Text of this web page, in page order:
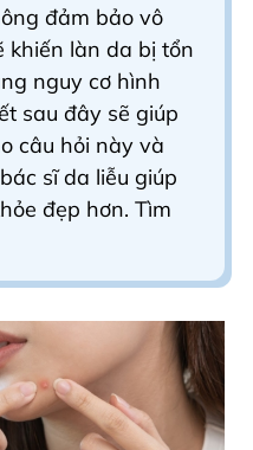
đảm bảo vô
khiến làn da bị tổn
nguy cơ hình
sau đây sẽ giúp
câu hỏi này và
sĩ da liễu giúp
đẹp hơn. Tìm